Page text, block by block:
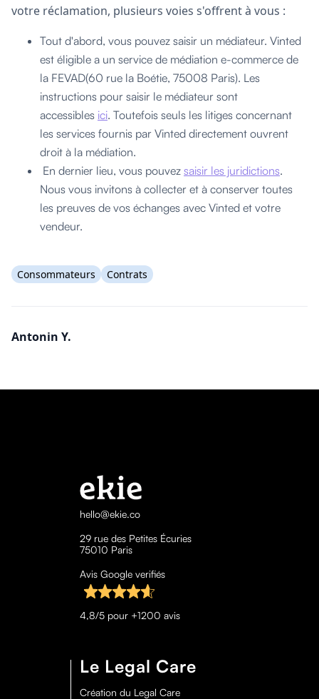
votre réclamation, plusieurs voies s'offrent à vous :
Tout d'abord, vous pouvez saisir un médiateur. Vinted
est éligible a un service de médiation e-commerce de
la FEVAD(60 rue la Boétie, 75008 Paris). Les
instructions pour saisir le médiateur sont
accessibles ici. Toutefois seuls les litiges concernant
les services fournis par Vinted directement ouvrent
droit à la médiation.
En dernier lieu, vous pouvez saisir les juridictions.
Nous vous invitons à collecter et à conserver toutes
les preuves de vos échanges avec Vinted et votre
vendeur.
Consommateurs Contrats
Antonin Y.
hello@ekie.co
29 rue des Petites Écuries
75010 Paris
Avis Google verifiés
4,8/5 pour +1200 avis
Le Legal Care
Création du Legal Care